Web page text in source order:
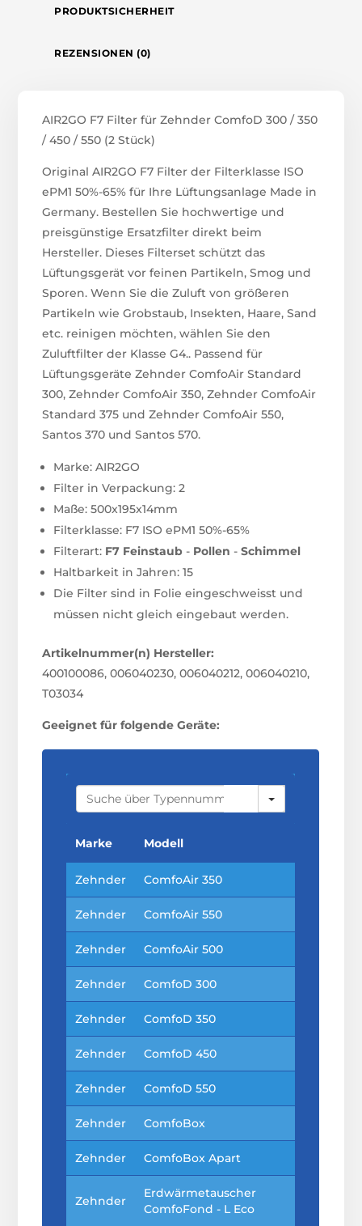
PRODUKTSICHERHEIT
REZENSIONEN (0)
AIR2GO F7 Filter für Zehnder ComfoD 300 / 350
/ 450 / 550 (2 Stück)
Original AIR2GO F7 Filter der Filterklasse ISO
ePM1 50%-65% für Ihre Lüftungsanlage Made in
Germany. Bestellen Sie hochwertige und
preisgünstige Ersatzfilter direkt beim
Hersteller. Dieses Filterset schützt das
Lüftungsgerät vor feinen Partikeln, Smog und
Sporen. Wenn Sie die Zuluft von größeren
Partikeln wie Grobstaub, Insekten, Haare, Sand
etc. reinigen möchten, wählen Sie den
Zuluftfilter der Klasse G4.. Passend für
Lüftungsgeräte Zehnder ComfoAir Standard
300, Zehnder ComfoAir 350, Zehnder ComfoAir
Standard 375 und Zehnder ComfoAir 550,
Santos 370 und Santos 570.
Marke: AIR2GO
Filter in Verpackung: 2
Maße: 500x195x14mm
Filterklasse: F7 ISO ePM1 50%-65%
Filterart: F7 Feinstaub - Pollen -Schimmel
Haltbarkeit in Jahren: 15
Die Filter sind in Folie eingeschweisst und
müssen nicht gleich eingebaut werden.
Artikelnummer(n) Hersteller:
400100086, 006040230, 006040212, 006040210,
T03034
Geeignet für folgende Geräte:
S
A
C
H
Marke Modell
Zehnder ComfoAir 350
Zehnder ComfoAir 550
Zehnder ComfoAir 500
Zehnder ComfoD 300
Zehnder ComfoD 350
Zehnder ComfoD 450
Zehnder ComfoD 550
Zehnder ComfoBox
Zehnder ComfoBox Apart
Zehnder
Erdwärmetauscher
ComfoFond - L Eco